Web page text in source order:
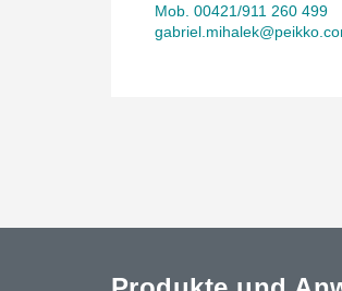
Mob. 00421/911 260 499